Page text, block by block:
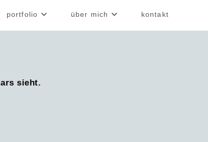
portfolio über mich kontakt
sieht.